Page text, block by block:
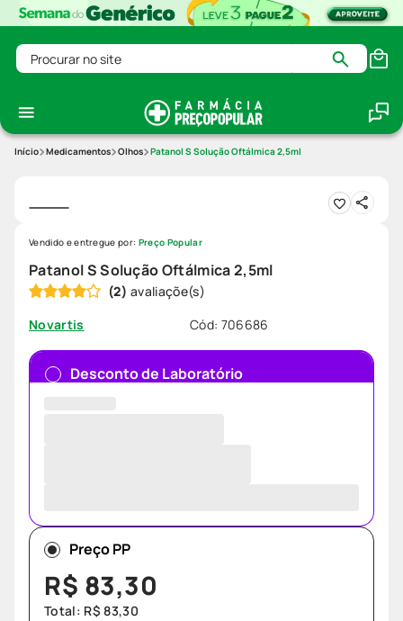
Procurar no site
Medicamentos Olhos Patanol S Solução Oftálmica 2,5ml
Patanol S Solução Oftálmica 2,5ml
(2)
Novartis
Cód: 706686
Vendido e entregue por: Preço Popular
Desconto de Laboratório
Preço PP
R$ 83,30
Total: R$ 83,30